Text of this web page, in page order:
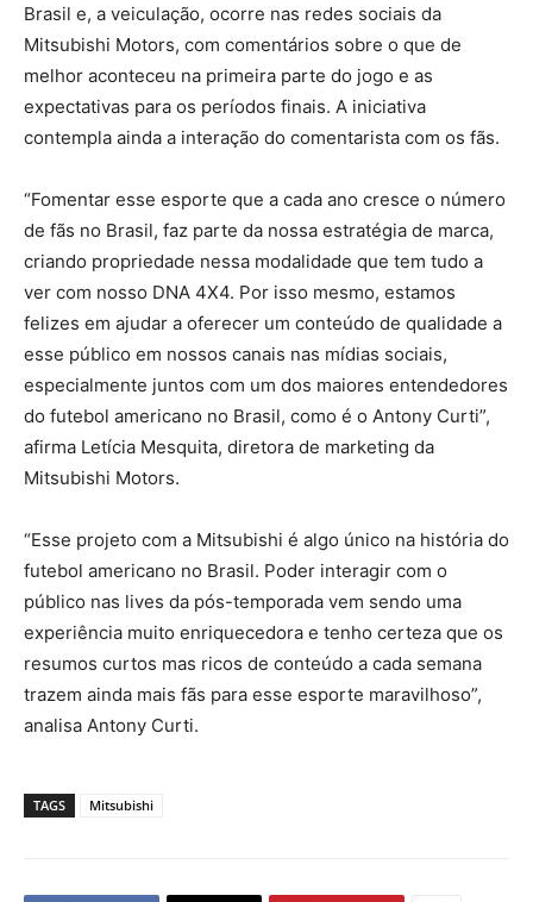
Brasil e, a veiculação, ocorre nas redes sociais da
Mitsubishi Motors, com comentários sobre o que de
melhor aconteceu na primeira parte do jogo e as
expectativas para os períodos finais. A iniciativa
contempla ainda a interação do comentarista com os fãs.
“Fomentar esse esporte que a cada ano cresce o número
de fãs no Brasil, faz parte da nossa estratégia de marca,
criando propriedade nessa modalidade que tem tudo a
ver com nosso DNA 4X4. Por isso mesmo, estamos
felizes em ajudar a oferecer um conteúdo de qualidade a
esse público em nossos canais nas mídias sociais,
especialmente juntos com um dos maiores entendedores
do futebol americano no Brasil, como é o Antony Curti”,
afirma Letícia Mesquita, diretora de marketing da
Mitsubishi Motors.
“Esse projeto com a Mitsubishi é algo único na história do
futebol americano no Brasil. Poder interagir com o
público nas lives da pós-temporada vem sendo uma
experiência muito enriquecedora e tenho certeza que os
resumos curtos mas ricos de conteúdo a cada semana
trazem ainda mais fãs para esse esporte maravilhoso”,
analisa Antony Curti.
TAGS Mitsubishi